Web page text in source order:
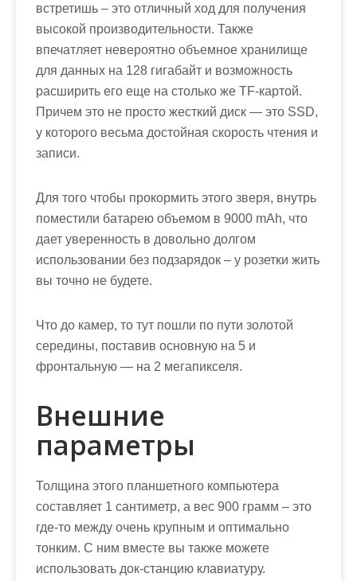
встретишь – это отличный ход для получения
высокой производительности. Также
впечатляет невероятно объемное хранилище
для данных на 128 гигабайт и возможность
расширить его еще на столько же TF-картой.
Причем это не просто жесткий диск — это SSD,
у которого весьма достойная скорость чтения и
записи.
Для того чтобы прокормить этого зверя, внутрь
поместили батарею объемом в 9000 mAh, что
дает уверенность в довольно долгом
использовании без подзарядок – у розетки жить
вы точно не будете.
Что до камер, то тут пошли по пути золотой
середины, поставив основную на 5 и
фронтальную — на 2 мегапикселя.
Внешние
параметры
Толщина этого планшетного компьютера
составляет 1 сантиметр, а вес 900 грамм – это
где-то между очень крупным и оптимально
тонким. С ним вместе вы также можете
использовать док-станцию клавиатуру.